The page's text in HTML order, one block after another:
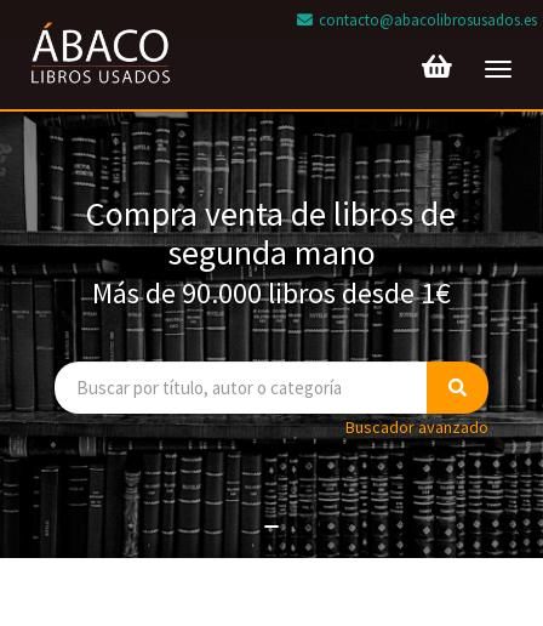
contacto@abacolibrosusados.es
Compra venta de libros de
segunda mano
Más de 90.000 libros desde 1€
Buscador avanzado